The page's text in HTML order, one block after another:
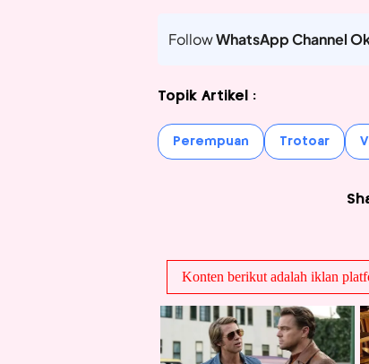
FollowWhatsApp Channel
Topik Artikel :
Perempuan Trotoar